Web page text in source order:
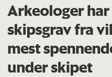
Arkeologer
skipsgrav fra
mest
under skipet